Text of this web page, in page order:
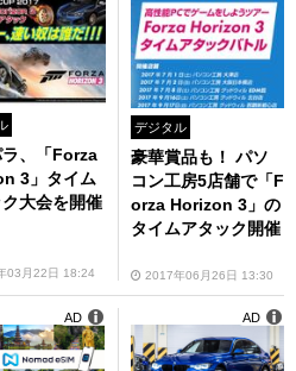
ラ、「Forza
3」タイム
大会を開催
03月22日 18:24
デジタル
豪華賞品も！ パソ
コン工房5店舗で「F
orza Horizon 3」の
タイムアタック開催
2017年06月26日 13:30
AD AD